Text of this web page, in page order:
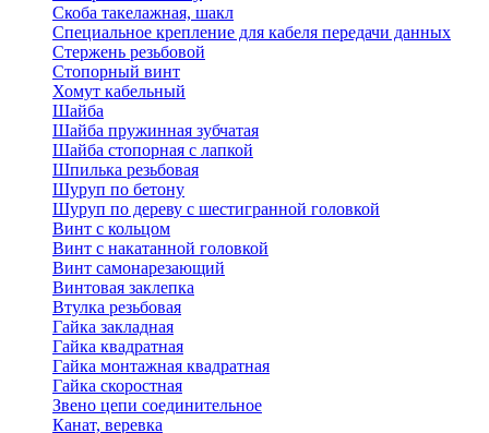
Скоба такелажная, шакл
Специальное крепление для кабеля передачи данных
Стержень резьбовой
Стопорный винт
Хомут кабельный
Шайба
Шайба пружинная зубчатая
Шайба стопорная с лапкой
Шпилька резьбовая
Шуруп по бетону
Шуруп по дереву с шестигранной головкой
Винт с кольцом
Винт с накатанной головкой
Винт самонарезающий
Винтовая заклепка
Втулка резьбовая
Гайка закладная
Гайка квадратная
Гайка монтажная квадратная
Гайка скоростная
Звено цепи соединительное
Канат, веревка